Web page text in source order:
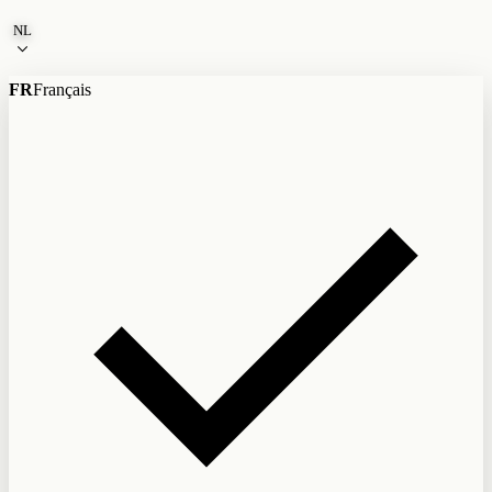
Naar de inhoud
NL
FRFrançais